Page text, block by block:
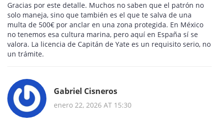
Gracias por este detalle. Muchos no saben que el patrón no
solo maneja, sino que también es el que te salva de una
multa de 500€ por anclar en una zona protegida. En México
no tenemos esa cultura marina, pero aquí en España sí se
valora. La licencia de Capitán de Yate es un requisito serio, no
un trámite.
Gabriel Cisneros
enero 22, 2026 AT 15:30